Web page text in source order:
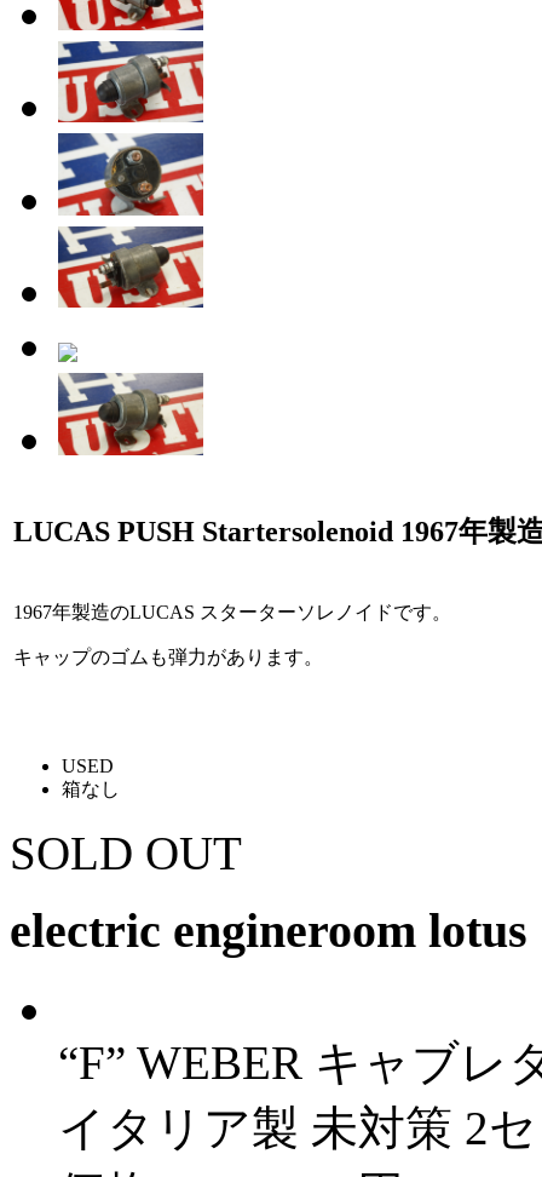
LUCAS PUSH Startersolenoid 1967年製
1967年製造のLUCAS スターターソレノイドです。
キャップのゴムも弾力があります。
USED
箱なし
SOLD OUT
electric engineroom lotus
“F” WEBER キャブレ
イタリア製 未対策 2